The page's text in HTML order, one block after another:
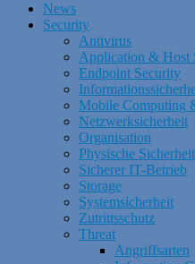
News
Security
Antivirus
Application & Host
Endpoint Security
Mobile Computing
Netzwerksicherheit
Organisation
Physische Sicherheit
Sicherer IT-Betrieb
Storage
Systemsicherheit
Zutrittsschutz
Threat
Angriffsarten